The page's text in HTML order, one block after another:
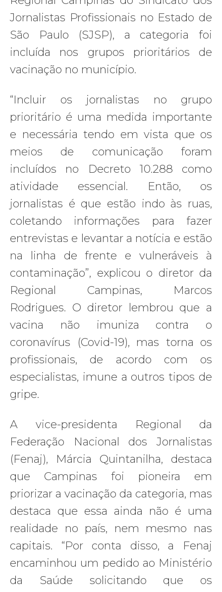
Jornalistas Profissionais no Estado de
São Paulo (SJSP), a categoria foi
incluída nos grupos prioritários de
vacinação no município.
“Incluir os jornalistas no grupo
prioritário é uma medida importante
e necessária tendo em vista que os
meios de comunicação foram
incluídos no Decreto 10.288 como
atividade essencial. Então, os
jornalistas é que estão indo às ruas,
coletando informações para fazer
entrevistas e levantar a notícia e estão
na linha de frente e vulneráveis à
contaminação”, explicou o diretor da
Regional Campinas, Marcos
Rodrigues. O diretor lembrou que a
vacina não imuniza contra o
coronavírus (Covid-19), mas torna os
profissionais, de acordo com os
especialistas, imune a outros tipos de
gripe.
A vice-presidenta Regional da
Federação Nacional dos Jornalistas
(Fenaj), Márcia Quintanilha, destaca
que Campinas foi pioneira em
priorizar a vacinação da categoria, mas
destaca que essa ainda não é uma
realidade no país, nem mesmo nas
capitais. “Por conta disso, a Fenaj
encaminhou um pedido ao Ministério
da Saúde solicitando que os